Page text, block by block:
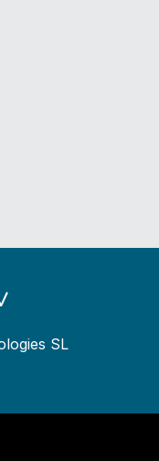
SL